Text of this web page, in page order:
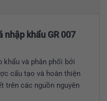
khẩu GR 007
khẩu và phân phối bởi
cấu tạo và hoàn thiện
trên các nguồn nguyên